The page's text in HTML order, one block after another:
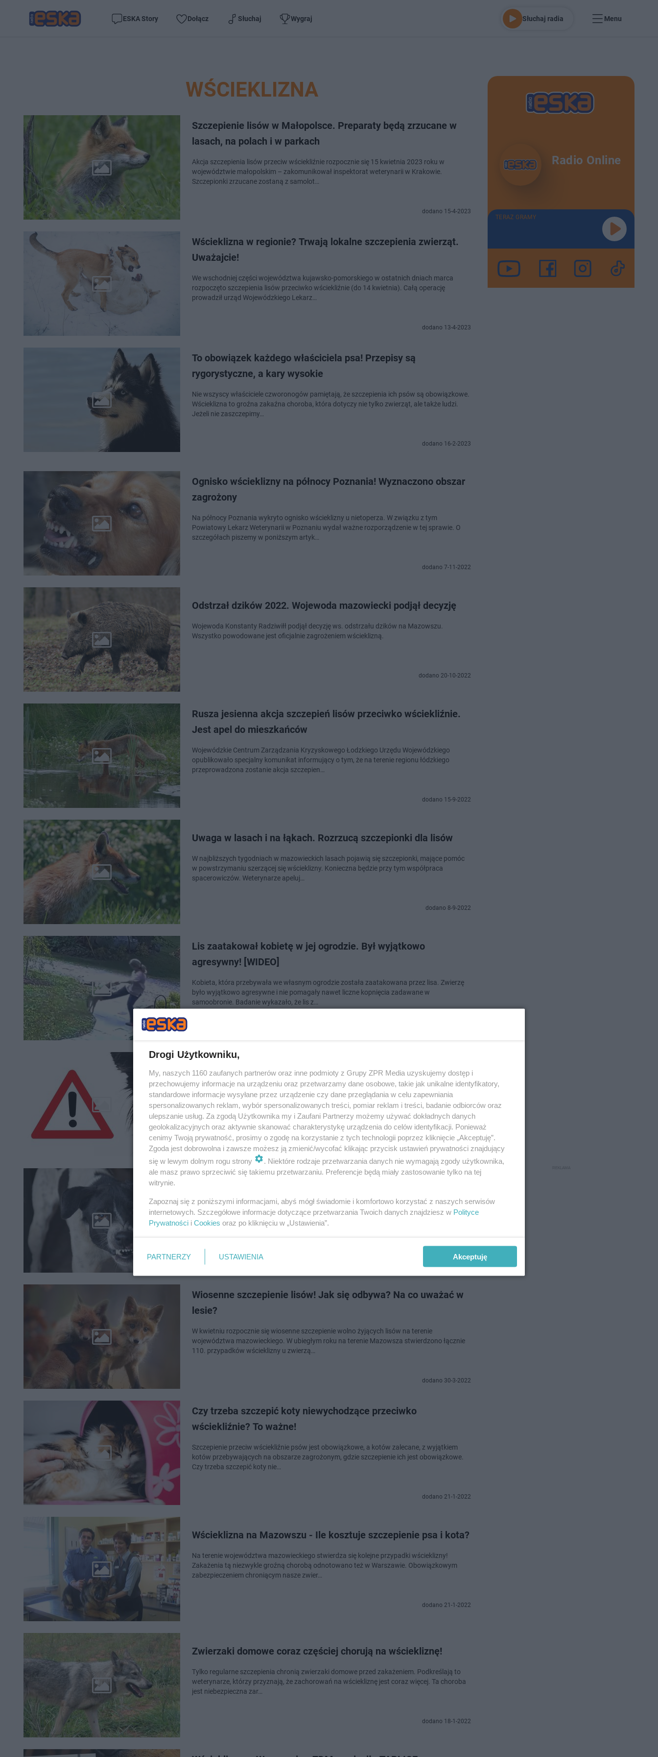
ESKA Story Dołącz Słuchaj Wygraj Słuchaj radia Menu
WŚCIEKLIZNA
Szczepienie lisów w Małopolsce. Preparaty będą zrzucane w
lasach, na polach i w parkach
Akcja szczepienia lisów przeciw wściekliźnie rozpocznie się 15 kwietnia 2023 roku w
województwie małopolskim – zakomunikował inspektorat weterynarii w Krakowie.
Szczepionki zrzucane zostaną z samolot…
dodano 15-4-2023
Wścieklizna w regionie? Trwają lokalne szczepienia zwierząt.
Uważajcie!
We wschodniej części województwa kujawsko-pomorskiego w ostatnich dniach marca
rozpoczęto szczepienia lisów przeciwko wściekliźnie (do 14 kwietnia). Całą operację
prowadził urząd Wojewódzkiego Lekarz…
dodano 13-4-2023
To obowiązek każdego właściciela psa! Przepisy są
rygorystyczne, a kary wysokie
Nie wszyscy właściciele czworonogów pamiętają, że szczepienia ich psów są obowiązkowe.
Wścieklizna to groźna zakaźna choroba, która dotyczy nie tylko zwierząt, ale także ludzi.
Jeżeli nie zaszczepimy…
dodano 16-2-2023
Ognisko wścieklizny na północy Poznania! Wyznaczono obszar
zagrożony
Na północy Poznania wykryto ognisko wścieklizny u nietoperza. W związku z tym
Powiatowy Lekarz Weterynarii w Poznaniu wydał ważne rozporządzenie w tej sprawie. O
szczegółach piszemy w poniższym artyk…
dodano 7-11-2022
Odstrzał dzików 2022. Wojewoda mazowiecki podjął decyzję
Wojewoda Konstanty Radziwiłł podjął decyzję ws. odstrzału dzików na Mazowszu.
Wszystko powodowane jest oficjalnie zagrożeniem wścieklizną.
dodano 20-10-2022
Rusza jesienna akcja szczepień lisów przeciwko wściekliźnie.
Jest apel do mieszkańców
Wojewódzkie Centrum Zarządzania Kryzyskowego Łodzkiego Urzędu Wojewódzkiego
opublikowało specjalny komunikat informujący o tym, że na terenie regionu łódzkiego
przeprowadzona zostanie akcja szczepien…
dodano 15-9-2022
Uwaga w lasach i na łąkach. Rozrzucą szczepionki dla lisów
W najbliższych tygodniach w mazowieckich lasach pojawią się szczepionki, mające pomóc
w powstrzymaniu szerzącej się wścieklizny. Konieczna będzie przy tym współpraca
spacerowiczów. Weterynarze apeluj…
dodano 8-9-2022
Lis zaatakował kobietę w jej ogrodzie. Był wyjątkowo
agresywny! [WIDEO]
Kobieta, która przebywała we własnym ogrodzie została zaatakowana przez lisa. Zwierzę
było wyjątkowo agresywne i nie pomagały nawet liczne kopnięcia zadawane w
samoobronie. Badanie wykazało, że lis z…
Kolejne powiaty zagrożone wścieklizną! Na terenie Mazowsza
wykryto już 23 przypadki!
Wojewoda mazowiecki Konstanty Radziwiłł rozszerzył o kolejne dwa powiaty: węgrowski i
miński, obszar zagrożony wścieklizną. W tym roku na terenie Mazowsza wykryto już 23
przypadki wścieklizny u zwier…
dodano 10-5-2022
Od początku roku na terenie Mazowsza wykryto 22 przypadki wścieklizny wśród zwierząt.
Wojewoda mazowiecki ostatnim rozporządzeniem po raz kolejny rozszerzył teren zagrożony
tą chorobą. Objęto nim cał…
dodano 27-4-2022
Wiosenne szczepienie lisów! Jak się odbywa? Na co uważać w
lesie?
W kwietniu rozpocznie się wiosenne szczepienie wolno żyjących lisów na terenie
województwa mazowieckiego. W ubiegłym roku na terenie Mazowsza stwierdzono łącznie
110. przypadków wścieklizny u zwierzą…
dodano 30-3-2022
Czy trzeba szczepić koty niewychodzące przeciwko
wściekliźnie? To ważne!
Szczepienie przeciw wściekliźnie psów jest obowiązkowe, a kotów zalecane, z wyjątkiem
kotów przebywających na obszarze zagrożonym, gdzie szczepienie ich jest obowiązkowe.
Czy trzeba szczepić koty nie…
dodano 21-1-2022
Wścieklizna na Mazowszu - Ile kosztuje szczepienie psa i kota?
Na terenie województwa mazowieckiego stwierdza się kolejne przypadki wścieklizny!
Zakażenia tą niezwykle groźną chorobą odnotowano też w Warszawie. Obowiązkowym
zabezpieczeniem chroniącym nasze zwier…
dodano 21-1-2022
Zwierzaki domowe coraz częściej chorują na wściekliznę!
Tylko regularne szczepienia chronią zwierzaki domowe przed zakażeniem. Podkreślają to
weterynarze, którzy przyznają, że zachorowań na wściekliznę jest coraz więcej. Ta choroba
jest niebezpieczna zar…
dodano 18-1-2022
Radio Online
TERAZ GRAMY
Drogi Użytkowniku,
My, naszych 1160 zaufanych partnerów oraz inne podmioty z Grupy ZPR Media uzyskujemy dostęp i
przechowujemy informacje na urządzeniu oraz przetwarzamy dane osobowe, takie jak unikalne identyfikatory,
standardowe informacje wysyłane przez urządzenie czy dane przeglądania w celu zapewniania
spersonalizowanych reklam, wybór spersonalizowanych treści, pomiar reklam i treści, badanie odbiorców oraz
ulepszanie usług. Za zgodą Użytkownika my i Zaufani Partnerzy możemy używać dokładnych danych
geolokalizacyjnych oraz aktywnie skanować charakterystykę urządzenia do celów identyfikacji. Ponieważ
cenimy Twoją prywatność, prosimy o zgodę na korzystanie z tych technologii poprzez kliknięcie „Akceptuję”.
Zgoda jest dobrowolna i zawsze możesz ją zmienić/wycofać klikając przycisk ustawień prywatności znajdujący
się w lewym dolnym rogu strony
. Niektóre rodzaje przetwarzania danych nie wymagają zgody użytkownika,
ale masz prawo sprzeciwić się takiemu przetwarzaniu. Preferencje będą miały zastosowanie tylko na tej
witrynie.
Zapoznaj się z poniższymi informacjami, abyś mógł świadomie i komfortowo korzystać z naszych serwisów
internetowych. Szczegółowe informacje dotyczące przetwarzania Twoich danych znajdziesz w Polityce
Prywatności i Cookies oraz po kliknięciu w „Ustawienia”.
PARTNERZY USTAWIENIA Akceptuję